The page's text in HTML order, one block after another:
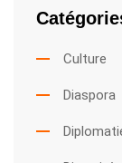
Culture
Diaspora